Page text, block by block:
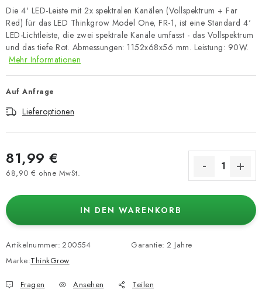
Die 4' LED-Leiste mit 2x spektralen Kanälen (Vollspektrum + Far
Red) für das LED Thinkgrow Model One, FR-1, ist eine Standard 4'
LED-Lichtleiste, die zwei spektrale Kanäle umfasst - das Vollspektrum
und das tiefe Rot. Abmessungen: 1152x68x56 mm. Leistung: 90W.
Mehr Informationen
Auf Anfrage
Lieferoptionen
81,99 €
68,90 € ohne MwSt.
IN DEN WARENKORB
Artikelnummer: 200554
Marke:ThinkGrow
Garantie: 2 Jahre
Fragen Ansehen Teilen